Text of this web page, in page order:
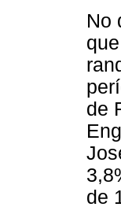
No
de
de